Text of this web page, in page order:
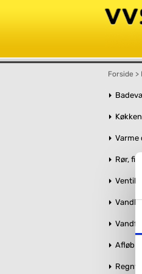
Forside >
Køkken
Varme
Rør,
Ventiler
Afløb og